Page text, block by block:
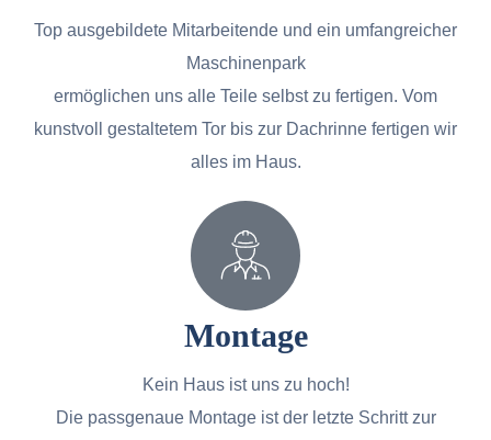
Top ausgebildete Mitarbeitende und ein umfangreicher
Maschinenpark
ermöglichen uns alle Teile selbst zu fertigen. Vom
kunstvoll gestaltetem Tor bis zur Dachrinne fertigen wir
alles im Haus.
Montage
Kein Haus ist uns zu hoch!
Die passgenaue Montage ist der letzte Schritt zur